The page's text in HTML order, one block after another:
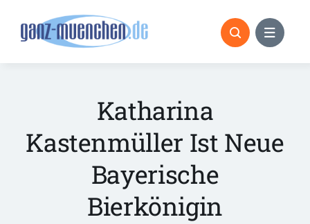
Katharina
Kastenmüller Ist Neue
Bayerische
Bierkönigin